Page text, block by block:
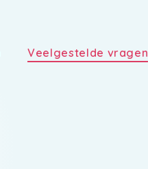
Veelgestelde vragen